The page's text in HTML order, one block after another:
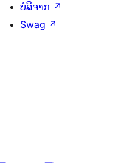
ບໍລິຈາກ ↗
Swag ↗